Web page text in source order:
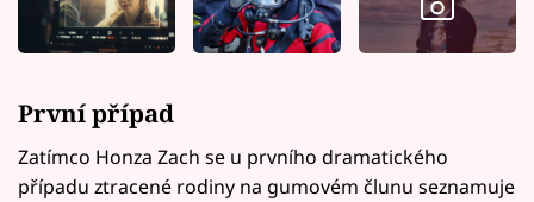
První případ
Zatímco Honza Zach se u prvního dramatického
případu ztracené rodiny na gumovém člunu seznamuje